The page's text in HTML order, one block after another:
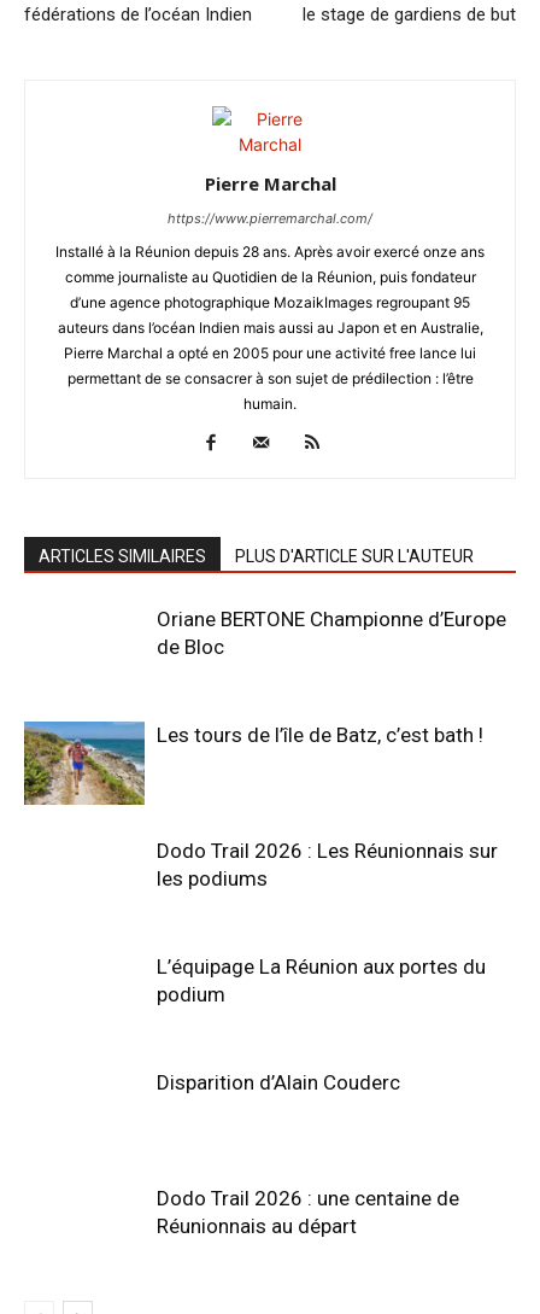
fédérations de l’océan Indien le stage de gardiens de but
Pierre Marchal
https://www.pierremarchal.com/
Installé à la Réunion depuis 28 ans. Après avoir exercé onze ans
comme journaliste au Quotidien de la Réunion, puis fondateur
d’une agence photographique MozaikImages regroupant 95
auteurs dans l’océan Indien mais aussi au Japon et en Australie,
Pierre Marchal a opté en 2005 pour une activité free lance lui
permettant de se consacrer à son sujet de prédilection : l’être
humain.
ARTICLES SIMILAIRES PLUS D'ARTICLE SUR L'AUTEUR
Oriane BERTONE Championne d’Europe
de Bloc
Les tours de l’île de Batz, c’est bath !
Dodo Trail 2026 : Les Réunionnais sur
les podiums
L’équipage La Réunion aux portes du
podium
Disparition d’Alain Couderc
Dodo Trail 2026 : une centaine de
Réunionnais au départ